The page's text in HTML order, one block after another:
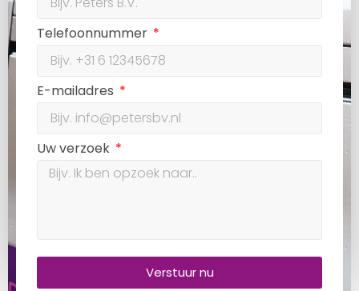
Telefoonnummer
E-mailadres
Uw verzoek
Verstuur nu